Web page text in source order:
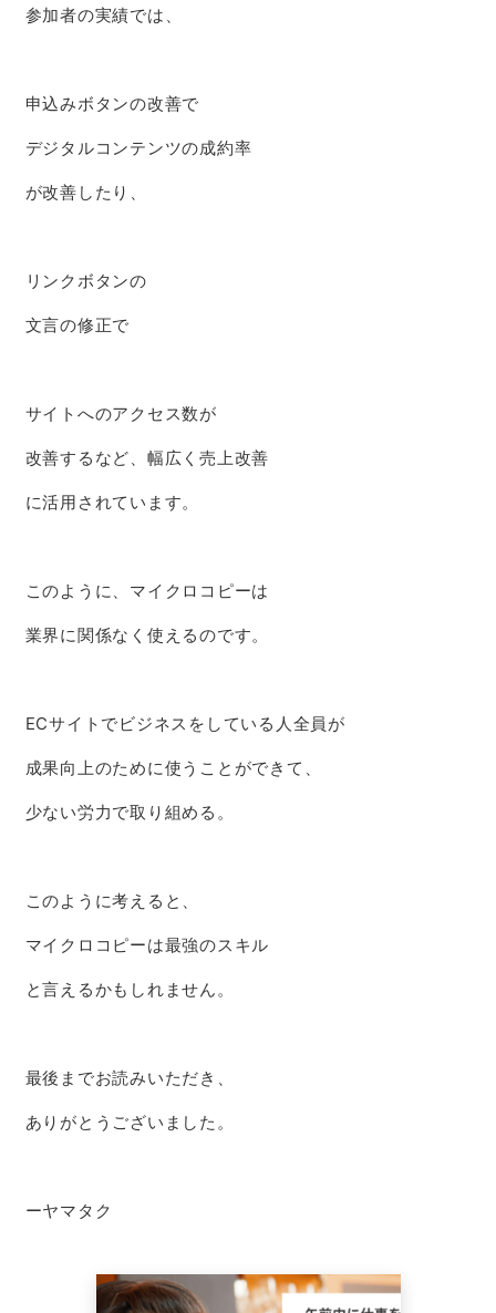
参加者の実績では、
申込みボタンの改善で
デジタルコンテンツの成約率
が改善したり、
リンクボタンの
文言の修正で
サイトへのアクセス数が
改善するなど、 幅広く売上改善
に活用されています。
このように、マイクロコピーは
業界に関係なく使えるのです。
ECサイトでビジネスをしている人全員が
成果向上のために使うことができて、
少ない労力で取り組める。
このように考えると、
マイクロコピーは最強のスキル
と言えるかもしれません。
最後までお読みいただき、
ありがとうございました。
ーヤマタク